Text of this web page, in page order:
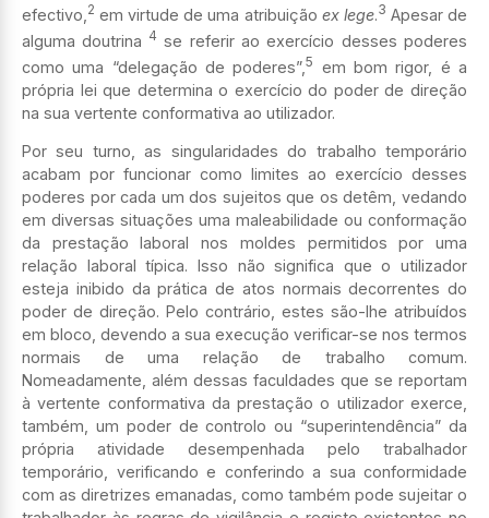
efectivo, 2 em virtude de uma atribuição ex lege.3 Apesar de
alguma doutrina 4 se referir ao exercício desses poderes
como uma “delegação de poderes”,5 em bom rigor, é a
própria lei que determina o exercício do poder de direção
na sua vertente conformativa ao utilizador.
Por seu turno, as singularidades do trabalho temporário
acabam por funcionar como limites ao exercício desses
poderes por cada um dos sujeitos que os detêm, vedando
em diversas situações uma maleabilidade ou conformação
da prestação laboral nos moldes permitidos por uma
relação laboral típica. Isso não significa que o utilizador
esteja inibido da prática de atos normais decorrentes do
poder de direção. Pelo contrário, estes são-lhe atribuídos
em bloco, devendo a sua execução verificar-se nos termos
normais de uma relação de trabalho comum.
Nomeadamente, além dessas faculdades que se reportam
à vertente conformativa da prestação o utilizador exerce,
também, um poder de controlo ou “superintendência” da
própria atividade desempenhada pelo trabalhador
temporário, verificando e conferindo a sua conformidade
com as diretrizes emanadas, como também pode sujeitar o